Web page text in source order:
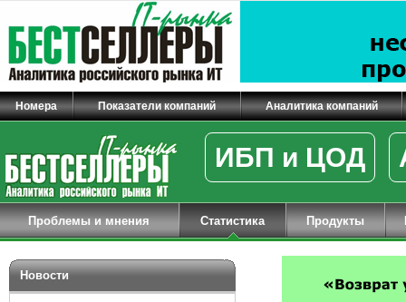
Номера Показатели компаний Аналитика компаний
ИБП и ЦОД
Проблемы и мнения Статистика Продукты
Новости